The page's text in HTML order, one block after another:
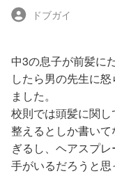
ドブガイ
中3の息子が前髪に
したら男の先生に
ました。
校則では頭髪に関
整えるとしか書い
ぎるし、ヘアスプ
手がいるだろうと思